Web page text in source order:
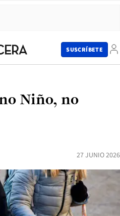
SUSCRÍBETE
Niño, no
27 JUNIO 2026